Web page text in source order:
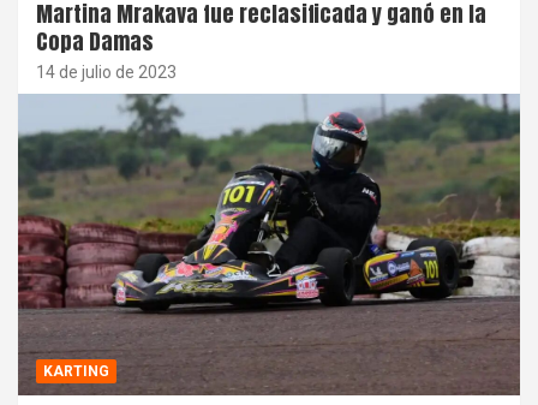
Martina Mrakava fue reclasificada y ganó en la
Copa Damas
14 de julio de 2023
KARTING